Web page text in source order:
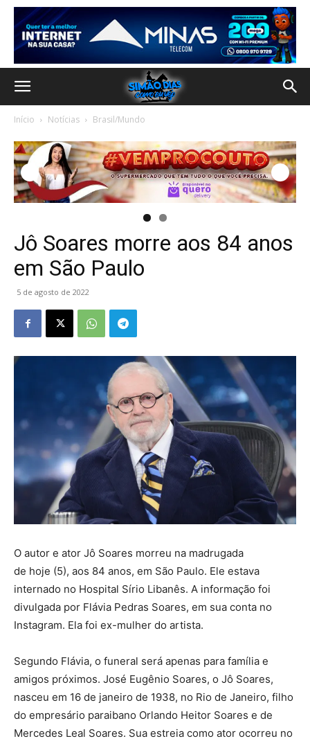
Início Notícias Brasil/Mundo
Jô Soares morre aos 84 anos
em São Paulo
5 de agosto de 2022
O autor e ator Jô Soares morreu na madrugada
de hoje (5), aos 84 anos, em São Paulo. Ele estava
internado no Hospital Sírio Libanês. A informação foi
divulgada por Flávia Pedras Soares, em sua conta no
Instagram. Ela foi ex-mulher do artista.
Segundo Flávia, o funeral será apenas para família e
amigos próximos. José Eugênio Soares, o Jô Soares,
nasceu em 16 de janeiro de 1938, no Rio de Janeiro, filho
do empresário paraibano Orlando Heitor Soares e de
Mercedes Leal Soares. Sua estreia como ator ocorreu no